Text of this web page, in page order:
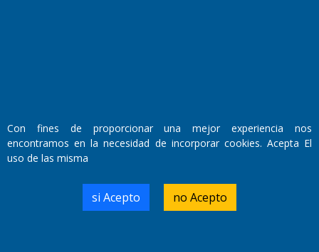
Primera edición: Domingo 3 de Mayo de 1992
Miembro de ADIRA,ADEPA y CPPAL
Propietario: El Diario SRL
Walter René Goñi
Con fines de proporcionar una mejor experiencia nos
encontramos en la necesidad de incorporar cookies. Acepta El
uso de las misma
si Acepto no Acepto